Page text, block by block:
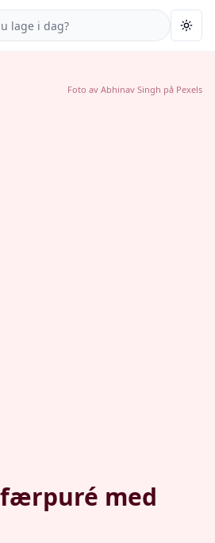
med
Foto av Abhinav Singh på Pexels